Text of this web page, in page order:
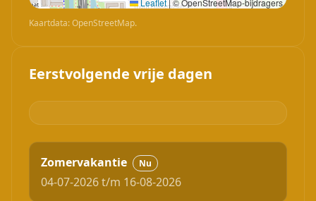
Leaflet|© OpenStreetMap-bijdragers
Kaartdata: OpenStreetMap.
Eerstvolgende vrije dagen
Zomervakantie Nu
04-07-2026 t/m 16-08-2026